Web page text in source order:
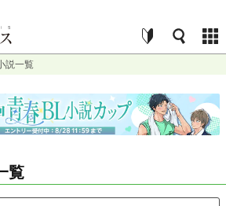
説一覧
覧